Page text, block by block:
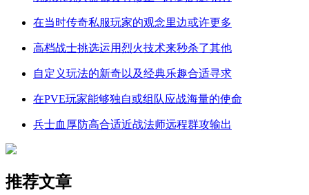
在当时传奇私服玩家的观念里边或许更多
高档战士挑选运用烈火技术来秒杀了其他
自定义玩法的新奇以及经典乐趣合适寻求
在PVE玩家能够独自或组队应战海量的使命
兵士血厚防高合适近战法师远程群攻输出
推荐文章